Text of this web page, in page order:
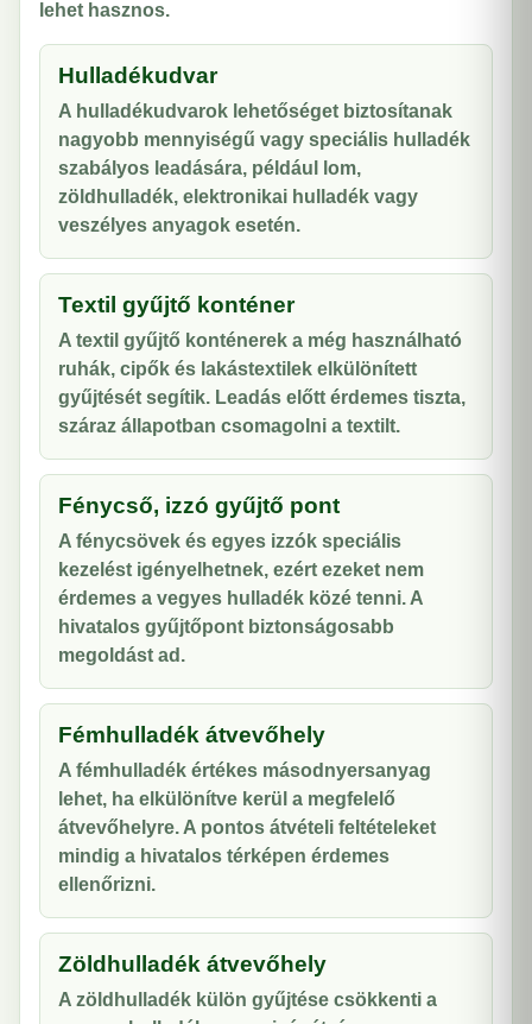
lehet hasznos.
Hulladékudvar
A hulladékudvarok lehetőséget biztosítanak
nagyobb mennyiségű vagy speciális hulladék
szabályos leadására, például lom,
zöldhulladék, elektronikai hulladék vagy
veszélyes anyagok esetén.
Textil gyűjtő konténer
A textil gyűjtő konténerek a még használható
ruhák, cipők és lakástextilek elkülönített
gyűjtését segítik. Leadás előtt érdemes tiszta,
száraz állapotban csomagolni a textilt.
Fénycső, izzó gyűjtő pont
A fénycsövek és egyes izzók speciális
kezelést igényelhetnek, ezért ezeket nem
érdemes a vegyes hulladék közé tenni. A
hivatalos gyűjtőpont biztonságosabb
megoldást ad.
Fémhulladék átvevőhely
A fémhulladék értékes másodnyersanyag
lehet, ha elkülönítve kerül a megfelelő
átvevőhelyre. A pontos átvételi feltételeket
mindig a hivatalos térképen érdemes
ellenőrizni.
Zöldhulladék átvevőhely
A zöldhulladék külön gyűjtése csökkenti a